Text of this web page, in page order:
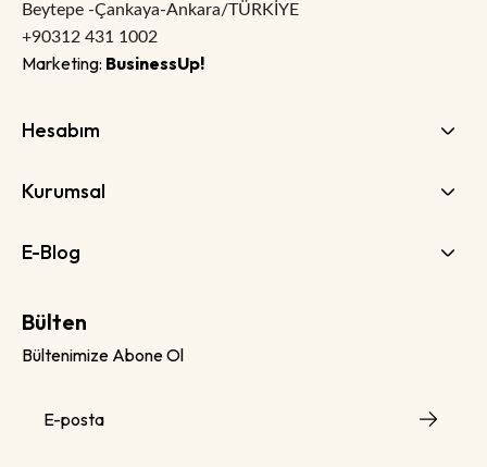
Beytepe -Çankaya-Ankara/TÜRKİYE
+90312 431 1002
Marketing: BusinessUp!
Hesabım
Kurumsal
E-Blog
Bülten
Bültenimize Abone Ol